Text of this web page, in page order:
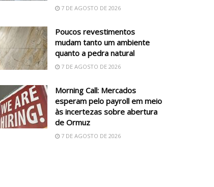
7 DE AGOSTO DE 2026
Poucos revestimentos
mudam tanto um ambiente
quanto a pedra natural
7 DE AGOSTO DE 2026
Morning Call: Mercados
esperam pelo payroll em meio
às incertezas sobre abertura
de Ormuz
7 DE AGOSTO DE 2026